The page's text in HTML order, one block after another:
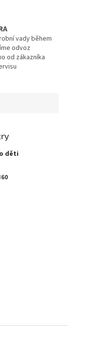
vady během
odvoz
od zákazníka
děti